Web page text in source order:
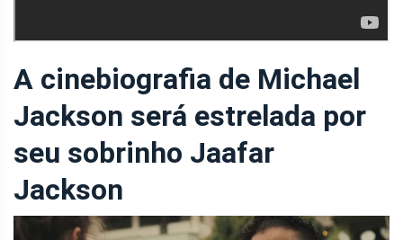
A cinebiografia de Michael
Jackson será estrelada por
seu sobrinho Jaafar
Jackson